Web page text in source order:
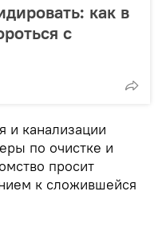
как в
с
и канализации
по очистке и
просит
к сложившейся